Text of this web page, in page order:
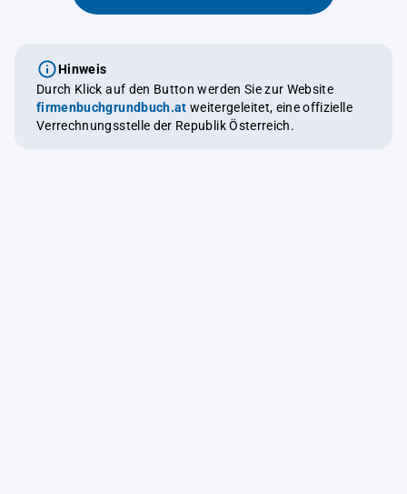
Hinweis
Durch Klick auf den Button werden Sie zur Website
firmenbuchgrundbuch.at weitergeleitet, eine offizielle
Verrechnungsstelle der Republik Österreich.